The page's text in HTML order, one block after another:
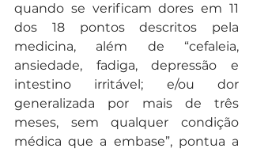
quando se verificam dores em 11
dos 18 pontos descritos pela
medicina, além de “cefaleia,
ansiedade, fadiga, depressão e
intestino irritável; e/ou dor
generalizada por mais de três
meses, sem qualquer condição
médica que a embase”, pontua a